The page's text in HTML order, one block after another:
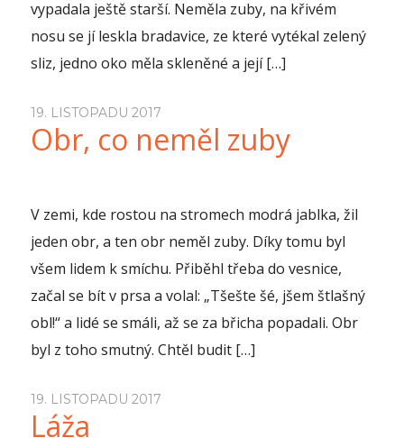
vypadala ještě starší. Neměla zuby, na křivém
nosu se jí leskla bradavice, ze které vytékal zelený
sliz, jedno oko měla skleněné a její […]
19. LISTOPADU 2017
Obr, co neměl zuby
V zemi, kde rostou na stromech modrá jablka, žil
jeden obr, a ten obr neměl zuby. Díky tomu byl
všem lidem k smíchu. Přiběhl třeba do vesnice,
začal se bít v prsa a volal: „Tšešte šé, jšem štlašný
obl!“ a lidé se smáli, až se za břicha popadali. Obr
byl z toho smutný. Chtěl budit […]
19. LISTOPADU 2017
Láža